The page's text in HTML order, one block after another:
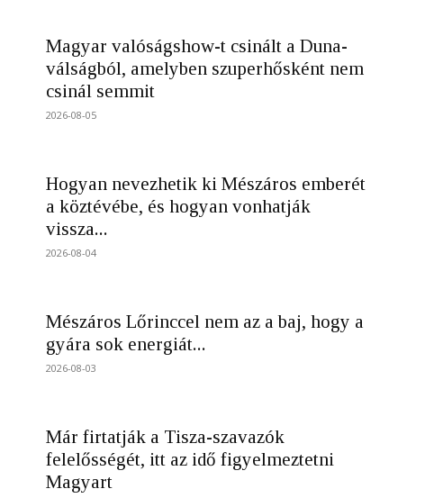
Magyar valóságshow-t csinált a Duna-
válságból, amelyben szuperhősként nem
csinál semmit
2026-08-05
Hogyan nevezhetik ki Mészáros emberét
a köztévébe, és hogyan vonhatják
vissza...
2026-08-04
Mészáros Lőrinccel nem az a baj, hogy a
gyára sok energiát...
2026-08-03
Már firtatják a Tisza-szavazók
felelősségét, itt az idő figyelmeztetni
Magyart